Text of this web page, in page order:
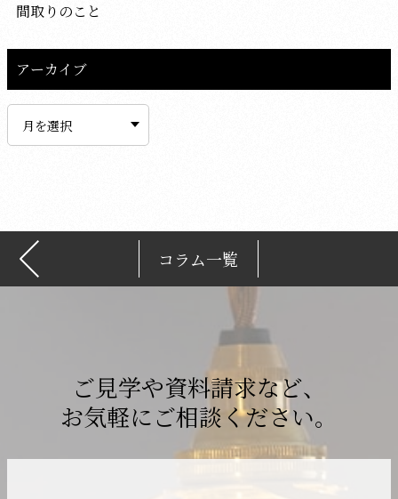
間取りのこと
アーカイブ
イ
コラム一覧
ご見学や資料請求など、
お気軽にご相談ください。